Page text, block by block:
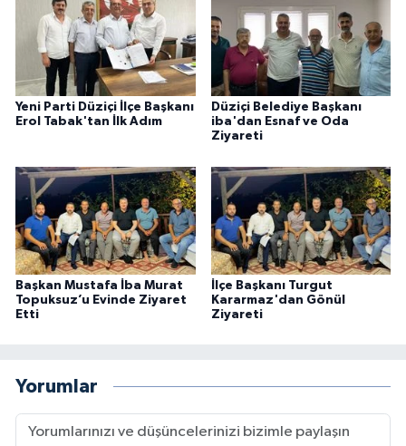
Yeni Parti Düziçi İlçe Başkanı
Erol Tabak'tan İlk Adım
Düziçi Belediye Başkanı
iba'dan Esnaf ve Oda
Ziyareti
Başkan Mustafa İba Murat
Topuksuz’u Evinde Ziyaret
Etti
İlçe Başkanı Turgut
Kararmaz'dan Gönül
Ziyareti
Yorumlar